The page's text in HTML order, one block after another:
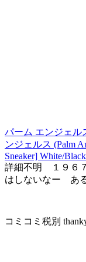
パーム エンジェル
ンジェルス (Palm
Sneaker] White/Black
詳細不明 １９６
はしないなー あ
コミコミ税別